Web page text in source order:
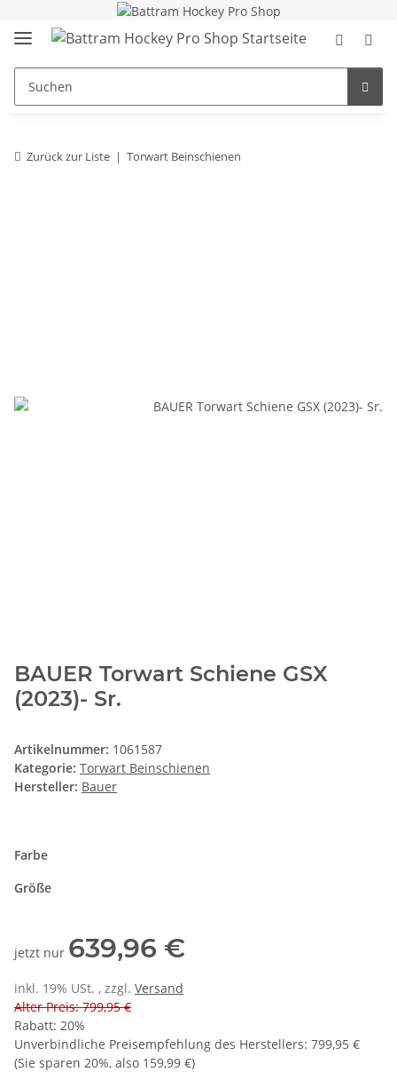
Zurück zur Liste Torwart Beinschienen
BAUER Torwart Schiene GSX
(2023)- Sr.
Artikelnummer: 1061587
Kategorie: Torwart Beinschienen
Hersteller: Bauer
Farbe
Größe
jetzt nur 639,96 €
inkl. 19% USt. , zzgl. Versand
Alter Preis: 799,95 €
Rabatt: 20%
Unverbindliche Preisempfehlung des Herstellers: 799,95 €
(Sie sparen 20%, also 159,99 €)